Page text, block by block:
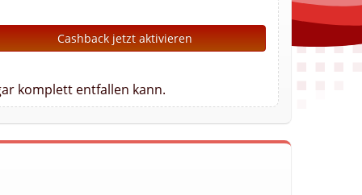
Cashback jetzt aktivieren
komplett entfallen kann.